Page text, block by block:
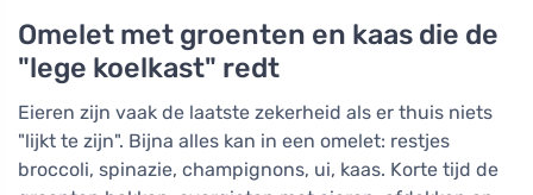
Omelet met groenten en kaas die de
"lege koelkast" redt
Eieren zijn vaak de laatste zekerheid als er thuis niets
"lijkt te zijn". Bijna alles kan in een omelet: restjes
broccoli, spinazie, champignons, ui, kaas. Korte tijd de